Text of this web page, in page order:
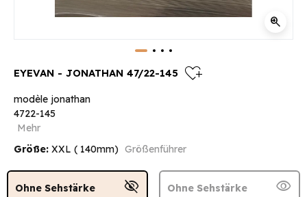
zoom_in
EYEVAN - JONATHAN 47/22-145 heart_plus
modèle jonathan
4722-145
Mehr
Größe: XXL ( 140mm) Größenführer
Ohne Sehstärke visibility_off Ohne Sehstärke visibility